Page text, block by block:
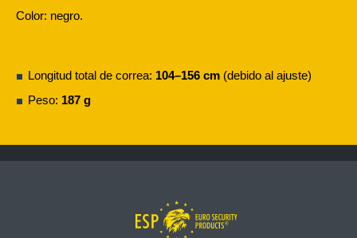
Color: negro.
Longitud total de correa: 104–156 cm (debido al ajuste)
Peso: 187 g